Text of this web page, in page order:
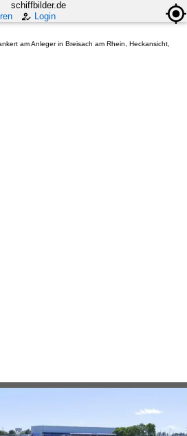
schiffbilder.de
Login
am Anleger in Breisach am Rhein, Heckansicht,